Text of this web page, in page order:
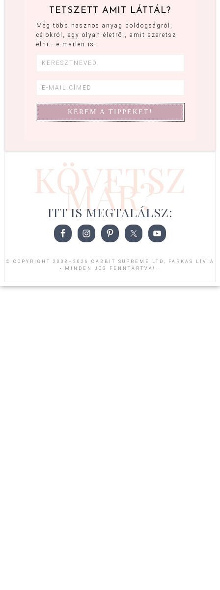
TETSZETT AMIT LÁTTÁL?
Még több hasznos anyag boldogságról,
célokról, egy olyan életről, amit szeretsz
élni - e-mailen is.
KÖVETSZ
MÁR?
ITT IS MEGTALÁLSZ:
© COPYRIGHT 2008–2026 CABBIT SUPREME LTD, FARKAS LÍVIA
• MINDEN JOG FENNTARTVA! ·